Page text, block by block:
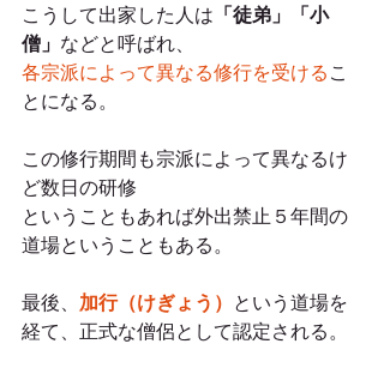
こうして出家した人は 「徒弟」「小
僧」 などと呼ばれ、
各宗派によって異なる修行を受けるこ
とになる。
この修行期間も宗派によって異なるけ
ど数日の研修
ということもあれば外出禁止５年間の
道場ということもある。
最後、 加行（けぎょう） という道場を
経て、正式な僧侶として認定される。